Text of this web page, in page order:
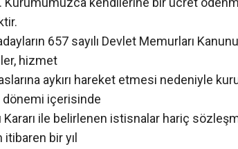
657 sayılı Devlet Memurları
hizmet
aykırı hareket etmesi nedeniyle
içerisinde
Kararı ile belirlenen istisnalar hariç
bir yıl